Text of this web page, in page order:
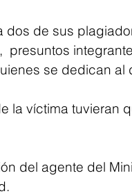
dos de sus
presuntos
se dedican
la víctima tuvieran
del agente del